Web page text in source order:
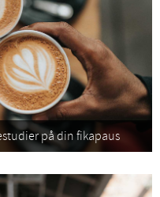
på din fikapaus